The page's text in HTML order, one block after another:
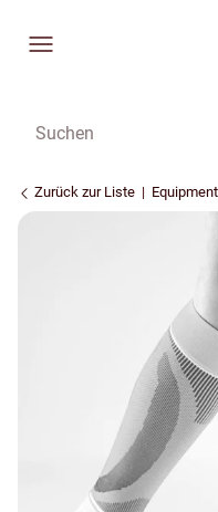
Zurück zur Liste Equipment